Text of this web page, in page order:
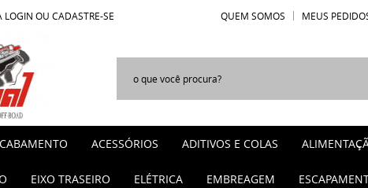
LOGIN OU CADASTRE-SE QUEM SOMOS MEUS
ACESSÓRIOS ADITIVOS E COLAS
EIXO TRASEIRO ELÉTRICA EMBREAGEM